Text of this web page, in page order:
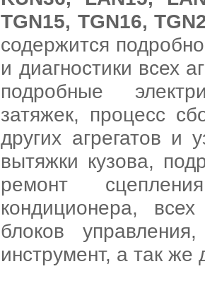
TGN15, TGN16,
содержится
и диагностики всех
подробные
затяжек, процесс
других агрегатов и
вытяжки кузова,
ремонт
кондиционера,
блоков
инструмент, а так